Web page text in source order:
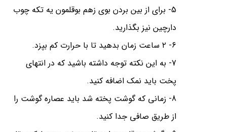
5- برای از بین بردن بوی زهم بوقلمون یه تکه چوب
دارچین نیز بگذارید.
6- ۲ ساعت زمان بدهید تا با حرارت کم بپزد.
7- به این نکته توجه داشته باشید که در انتهای
پخت باید نمک اضافه کنید.
8- زمانی که گوشت پخته شد باید عصاره گوشت را
از طریق صافی جدا کنید.